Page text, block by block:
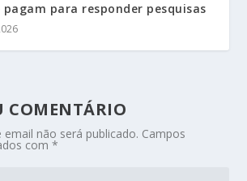
para responder pesquisas
COMENTÁRIO
email não será publicado. Campos
com*